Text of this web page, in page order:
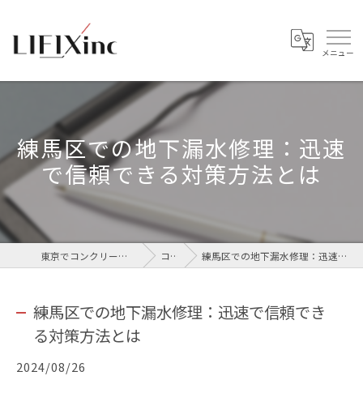
練馬区での地下漏水修理：迅速
で信頼できる対策方法とは
東京でコンクリートなら株式会社LIFIX コラム 練馬区での地下漏水修理：迅速で信頼できる対策方法とは
練馬区での地下漏水修理：迅速で信頼でき
る対策方法とは
2024/08/26